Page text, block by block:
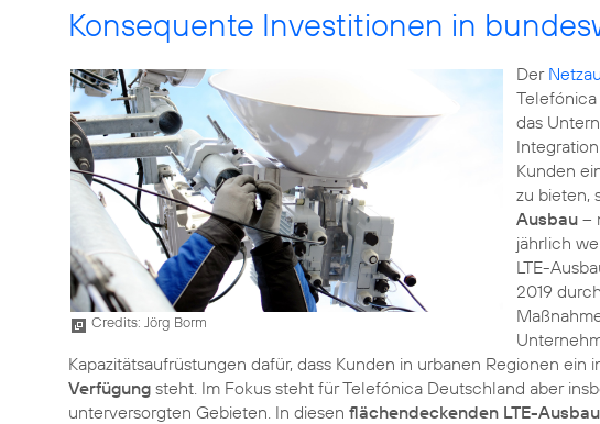
Konsequente Investitionen in
Credits: Jörg Borm
Der
das
Kunden
zu bieten,
Ausbau–
jährlich
LTE-
2019
Kapazitätsaufrüstungen dafür, dass Kunden in urbanen Regionen ein
Verfügung steht. Im Fokus steht für Telefónica Deutschland aber
unterversorgten Gebieten. In diesen flächendeckenden LTE-Ausbau